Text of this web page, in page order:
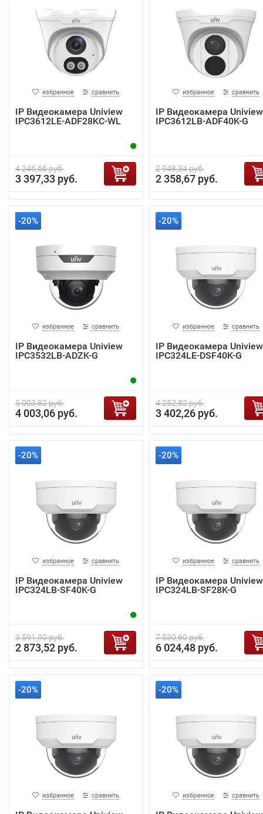
избранное сравнить
IP Видеокамера Uniview
IPC3612LE-ADF28KC-WL
4 246,66 руб.
3 397,33 руб.
избранное сравнить
IP Видеокамера Uniview
IPC3612LB-ADF40K-G
2 948,34 руб.
2 358,67 руб.
-20%
избранное сравнить
IP Видеокамера Uniview
IPC3532LB-ADZK-G
5 003,82 руб.
4 003,06 руб.
-20%
избранное сравнить
IP Видеокамера Uniview
IPC324LE-DSF40K-G
4 252,82 руб.
3 402,26 руб.
-20%
избранное сравнить
IP Видеокамера Uniview
IPC324LB-SF40K-G
3 591,90 руб.
2 873,52 руб.
-20%
избранное сравнить
IP Видеокамера Uniview
IPC324LB-SF28K-G
7 530,60 руб.
6 024,48 руб.
-20%
избранное сравнить
-20%
избранное сравнить